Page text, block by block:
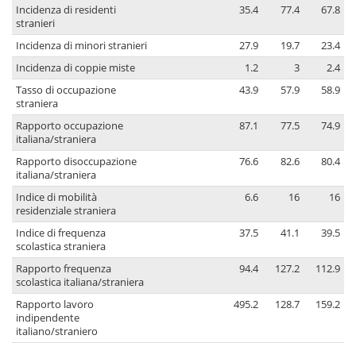
Incidenza di residenti
stranieri
35.4 77.4 67.8
Incidenza di minori stranieri 27.9 19.7
23.4
Incidenza di coppie miste
1.2 3
2.4
Tasso di occupazione
straniera
43.9 57.9 58.9
Rapporto occupazione
italiana/straniera
87.1 77.5 74.9
Rapporto disoccupazione
italiana/straniera
76.6 82.6 80.4
Indice di mobilità
residenziale straniera
6.6 16 16
Indice di frequenza
scolastica straniera
37.5 41.1 39.5
Rapporto frequenza
scolastica italiana/straniera
94.4 127.2 112.9
Rapporto lavoro
indipendente
italiano/straniero
495.2 128.7 159.2